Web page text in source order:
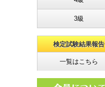
3級
検定試験結果報告
一覧はこちら